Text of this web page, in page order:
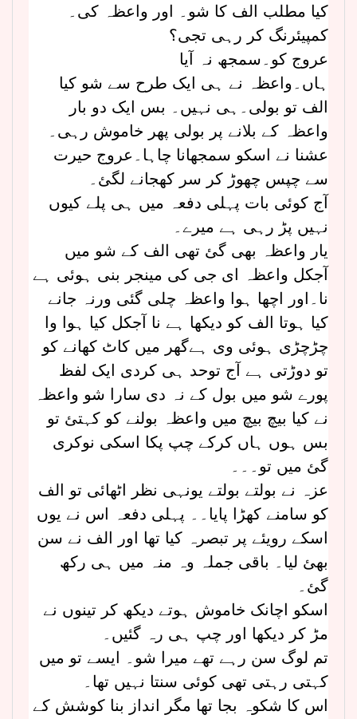
کیا مطلب الف کا شو۔ اور واعظہ کی۔
کمپیئرنگ کر رہی تجی؟
عروج کو۔سمجھ نہ آیا
ہاں۔واعظہ نے ہی ایک طرح سے شو کیا
الف تو بولی۔ہی نہیں۔ بس ایک دو بار
واعظہ کے بلانے پر بولی پھر خاموش رہی۔
عشنا نے اسکو سمجھانا چاہا۔عروج حیرت
سے چپس چھوڑ کر سر کھجانے لگئ۔
آج کوئی بات پہلی دفعہ میں ہی پلے کیوں
نہیں پڑ رہی ہے میرے۔
یار واعظہ بھی گئ تھی الف کے شو میں
آجکل واعظہ ای جی کی مینجر بنی ہوئی ہے
نا۔اور اچھا ہوا واعظہ چلی گئی ورنہ جانے
کیا ہوتا الف کو دیکھا ہے نا آجکل کیا ہوا وا
چڑچڑی ہوئی وی ہےگھر میں کاٹ کھانے کو
تو دوڑتی ہے آج توحد ہی کردی ایک لفظ
پورے شو میں بول کے نہ دی سارا شو واعظہ
نے کیا بیچ بیچ میں واعظہ بولنے کو کہتئ تو
بس ہوں ہاں کرکے چپ پکا اسکی نوکری
گئ میں تو۔۔۔
عزہ نے بولتے بولتے یونہی نظر اٹھائی تو الف
کو سامنے کھڑا پایا۔۔ پہلی دفعہ اس نے یوں
اسکے رویئے پر تبصرہ کیا تھا اور الف نے سن
بھئ لیا۔ باقی جملہ وہ منہ میں ہی رکھ
گئ۔
اسکو اچانک خاموش ہوتے دیکھ کر تینوں نے
مڑ کر دیکھا اور چپ ہی رہ گئیں۔
تم لوگ سن رہے تھے میرا شو۔ ایسے تو میں
کہتی رہتی تھی کوئی سنتا نہیں تھا۔
اس کا شکوہ بجا تھا مگر انداز بنا کوشش کے